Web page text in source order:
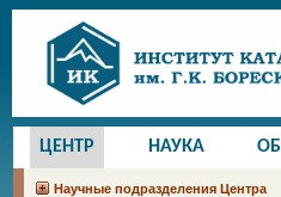
ЦЕНТР НАУКА
Научные подразделения Центра